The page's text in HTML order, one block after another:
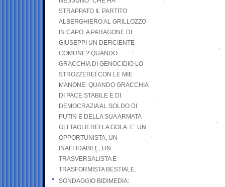
STRAPPATO IL PARTITO
ALBERGHIERO AL GRILLOZZO
IN CAPO, A PARAGONE DI
GIUSEPPI UN DEFICIENTE
COMUNE? QUANDO
GRACCHIA DI GENOCIDIO LO
STROZZEREI CON LE MIE
MANONE. QUANDO GRACCHIA
DI PACE STABILE E DI
DEMOCRAZIA AL SOLDO DI
PUTIN E DELLA SUA ARMATA
GLI TAGLIEREI LA GOLA: E’ UN
OPPORTUNISTA, UN
INAFFIDABILE, UN
TRASVERSALISTA E
TRASFORMISTA BESTIALE.
SONDAGGIO BIDIMEDIA: